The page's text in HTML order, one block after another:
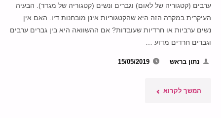
ערבים (קטגוריה של לאום) וגברים ונשים (קטגוריה של מגדר). הבעיה
העיקרית במקרה הזה היא שהקטגוריות אינן מובחנות דיו. האם אין
נשים ערביות או חרדיות שעובדות? אם ההשוואה היא בין גברים ערבים
וגברים חרדים מדוע …
נתון בראש 15/05/2019
המשך לקרוא "סופגניה